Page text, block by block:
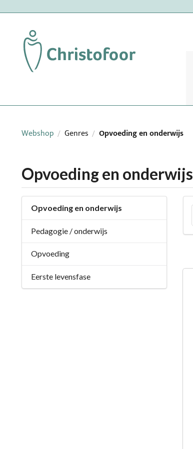
Webshop / Genres / Opvoeding en onderwijs
Opvoeding en onderwijs
Opvoeding en onderwijs
Pedagogie / onderwijs
Opvoeding
Eerste levensfase